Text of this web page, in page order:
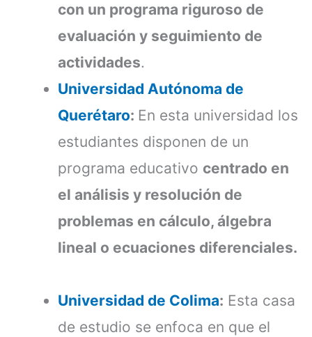
con un programa riguroso de
evaluación y seguimiento de
actividades.
Universidad Autónoma de
Querétaro: En esta universidad los
estudiantes disponen de un
programa educativo centrado en
el análisis y resolución de
problemas en cálculo, álgebra
lineal o ecuaciones diferenciales.
Universidad de Colima: Esta casa
de estudio se enfoca en que el